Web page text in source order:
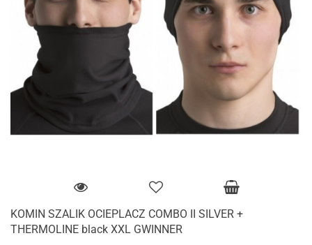
KOMIN SZALIK OCIEPLACZ COMBO II SILVER +
THERMOLINE black XXL GWINNER